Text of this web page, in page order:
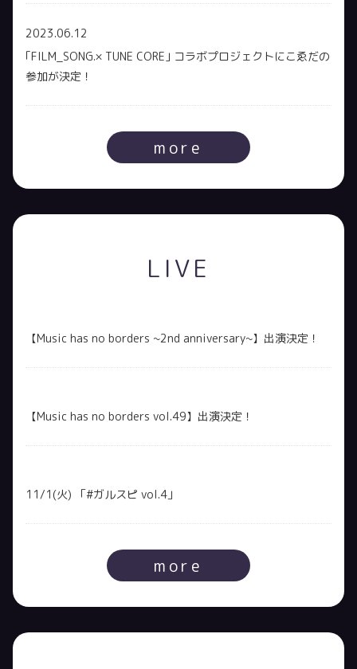
2023.06.12
｢FILM_SONG.× TUNE CORE｣ コラボプロジェクトにこゑだの
参加が決定！
more
LIVE
【Music has no borders ~2nd anniversary~】出演決定！
【Music has no borders vol.49】出演決定！
11/1(火) 「#ガルスピ vol.4」
more